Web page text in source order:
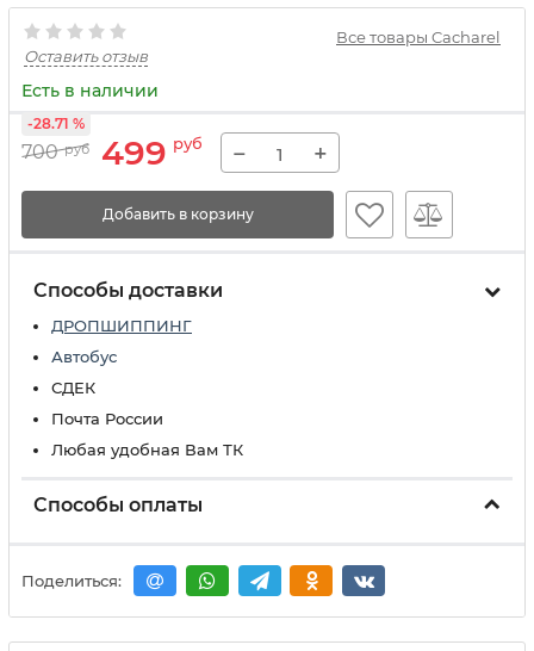
Все товары Cacharel
Оставить отзыв
Есть в наличии
700 руб 499 руб
-28.71 %
− +
Добавить в корзину
Способы доставки
ДРОПШИППИНГ
Автобус
СДЕК
Почта России
Любая удобная Вам ТК
Способы оплаты
Поделиться: